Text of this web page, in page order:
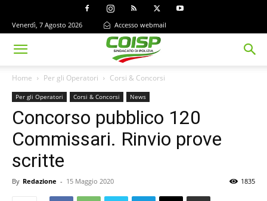
Venerdì, 7 Agosto 2026 Accesso webmail
Home Per gli Operatori Corsi & Concorsi
Per gli Operatori Corsi & Concorsi News
Concorso pubblico 120
Commissari. Rinvio prove
scritte
By Redazione - 15 Maggio 2020 1835